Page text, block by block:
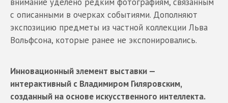
внимание уделено редким фотографиям, связанным
с описанными в очерках событиями. Дополняют
экспозицию предметы из частной коллекции Льва
Вольфсона, которые ранее не экспонировались.
Инновационный элемент выставки —
интерактивный с Владимиром Гиляровским,
созданный на основе искусственного интеллекта.